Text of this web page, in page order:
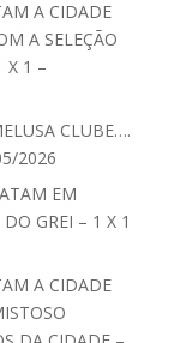
A CIDADE
A SELEÇÃO
X 1 –
CLUBE….
2026
EM
GREI – 1 X 1
A CIDADE